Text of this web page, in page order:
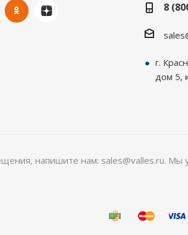
8
г.
дом 5,
напишите нам: sales@valles.ru. Мы